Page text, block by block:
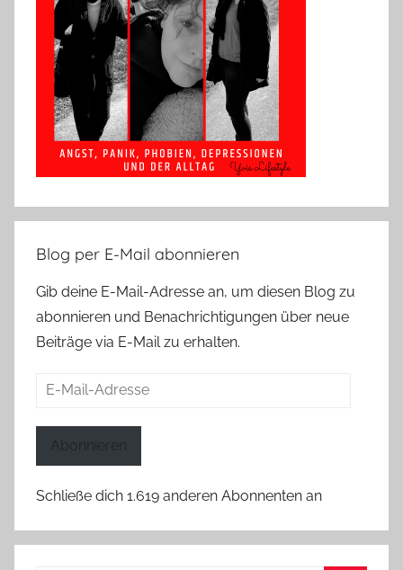
Blog per E-Mail abonnieren
Gib deine E-Mail-Adresse an, um diesen Blog zu
abonnieren und Benachrichtigungen über neue
Beiträge via E-Mail zu erhalten.
E-
Abonnieren
Schließe dich 1.619 anderen Abonnenten an